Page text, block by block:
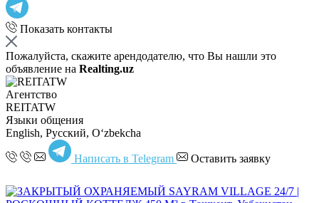
Показать контакты
Пожалуйста, скажите арендодателю, что Вы нашли это
объявление на Realting.uz
Агентство
REITATW
Языки общения
English, Русский, Oʻzbekcha
Написать в Telegram Оставить заявку